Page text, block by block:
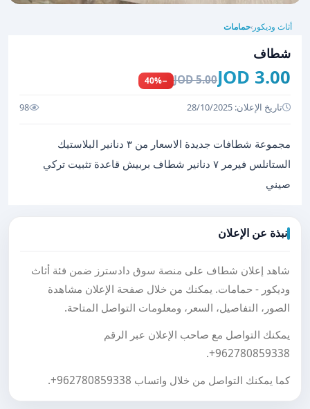
أثاث وديكور ›حمامات
شطاف
3.00 JOD
5.00 JOD
−40%
تاريخ الإعلان: 28/10/2025 98
مجموعة شطافات جديدة الاسعار من ٣ دنانير البلاستيك
الستانلس فيرمر ٧ دنانير شطاف بربيش قاعدة تثبيت تركي
صيني
نبذة عن الإعلان
شاهد إعلان شطاف على منصة سوق دادسترز ضمن فئة أثاث
وديكور - حمامات. يمكنك من خلال صفحة الإعلان مشاهدة
الصور، التفاصيل، السعر، ومعلومات التواصل المتاحة.
يمكنك التواصل مع صاحب الإعلان عبر الرقم
+962780859338
.
كما يمكنك التواصل من خلال واتساب +962780859338
.